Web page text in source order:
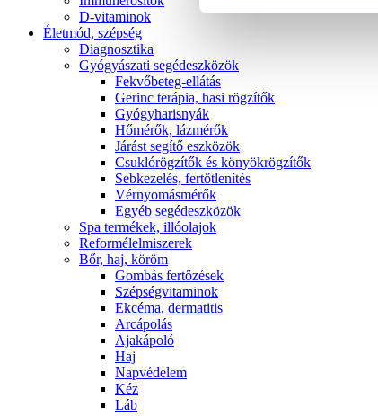
D-vitaminok
Életmód, szépség
Diagnosztika
Gyógyászati segédeszközök
Fekvőbeteg-ellátás
Gerinc terápia, hasi rögzítők
Gyógyharisnyák
Hőmérők, lázmérők
Járást segítő eszközök
Csuklórögzítők és könyökrögzítők
Sebkezelés, fertőtlenítés
Vérnyomásmérők
Egyéb segédeszközök
Spa termékek, illóolajok
Reformélelmiszerek
Bőr, haj, köröm
Gombás fertőzések
Szépségvitaminok
Ekcéma, dermatitis
Arcápolás
Ajakápoló
Haj
Napvédelem
Kéz
Láb